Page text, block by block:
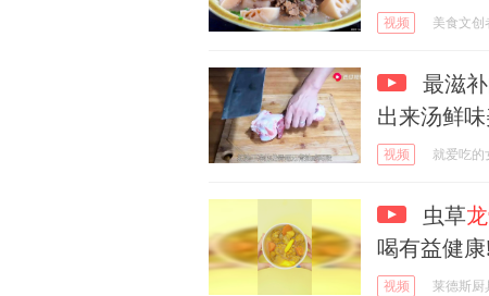
视频 美食文创
最滋
出来汤鲜
视频 就爱吃的
虫草
喝有益健康!
视频 莱德斯厨